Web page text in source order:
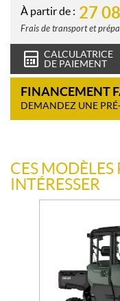
À partir de : 27
Frais de transport et
CALCULATRICE
DE PAIEMENT
FINANCEMENT
DEMANDEZ UNE
CES
INTÉRESSER